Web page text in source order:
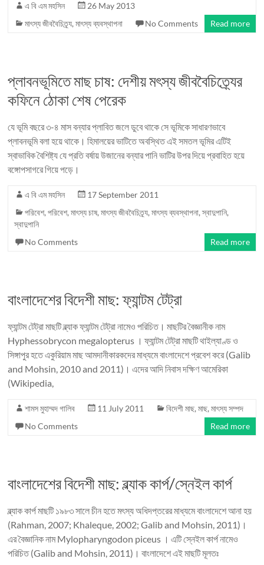
এ বি এম মহসিন
26 May 2013
মাৎস্য জীববৈচিত্র্য,মাৎস্য ব্যবস্থাপনা No Comments Read more
প্লাবনভূমিতে মাছ চাষ: দেশীয় মৎস্য জীববৈচিত্র্যের
কফিনে ঠোকা শেষ পেরেক
যে ভূমি বছরে ৩-৪ মাস বন্যার প্লাবিত জলে ডুবে থাকে সে ভূমিকে সাধারণভাবে
প্লাবনভূমি বলা হয়ে থাকে। হিমালয়ের ভাটিতে অবস্থিত এই সমতল ভূমির এটিই
স্বাভাবিক বৈশিষ্ট্য যে প্রতি বর্ষায় উজানের বন্যার পানি ভাটির উপর দিয়ে প্রবাহিত হয়ে
বঙ্গোপসাগরে গিয়ে পড়ে।
এ বি এম মহসিন
17 September 2011
পরিবেশ,পরিবেশ,মাৎস্য চাষ,মাৎস্য জীববৈচিত্র্য,মাৎস্য ব্যবস্থাপনা,স্বাদুপানি,
স্বাদুপানি
No Comments
Read more
বাংলাদেশের বিদেশী মাছ: ফ্যান্টম টেট্রা
ফ্যান্টম টেট্রা মাছটি ব্ল্যাক ফ্যান্টম টেট্রা নামেও পরিচিত। মাছটির বৈজ্ঞানীক নাম
Hyphessobrycon megalopterus । ফ্যান্টম টেট্রা মাছটি থাইল্যাণ্ড ও
সিঙ্গাপুর হতে একুরিয়াম মাছ আমদানীকারকদের মাধ্যমে বাংলাদেশে প্রবেশ করে (Galib
and Mohsin, 2010 and 2011)। এদের আদি নিবাস দক্ষিণ আমেরিকা
(Wikipedia,
শামস মুহাম্মদ গালিব 11 July 2011 বিদেশী মাছ,মাছ,মাৎস্য সম্পদ
No Comments
Read more
বাংলাদেশের বিদেশী মাছ: ব্ল্যাক কার্প/স্নেইল কার্প
ব্ল্যাক কার্প মাছটি ১৯৮৩ সালে চীন হতে মৎস্য অধিদপ্তরের মাধ্যমে বাংলাদেশে আনা হয়
(Rahman, 2007; Khaleque, 2002; Galib and Mohsin, 2011)।
এর বৈজ্ঞানিক নাম Mylopharyngodon piceus । এটি স্নেইল কার্প নামেও
পরিচিত (Galib and Mohsin, 2011)। বাংলাদেশে এই মাছটি মূলতঃ